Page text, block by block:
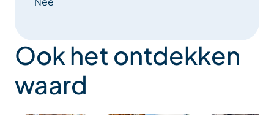
Ook het ontdekken
waard